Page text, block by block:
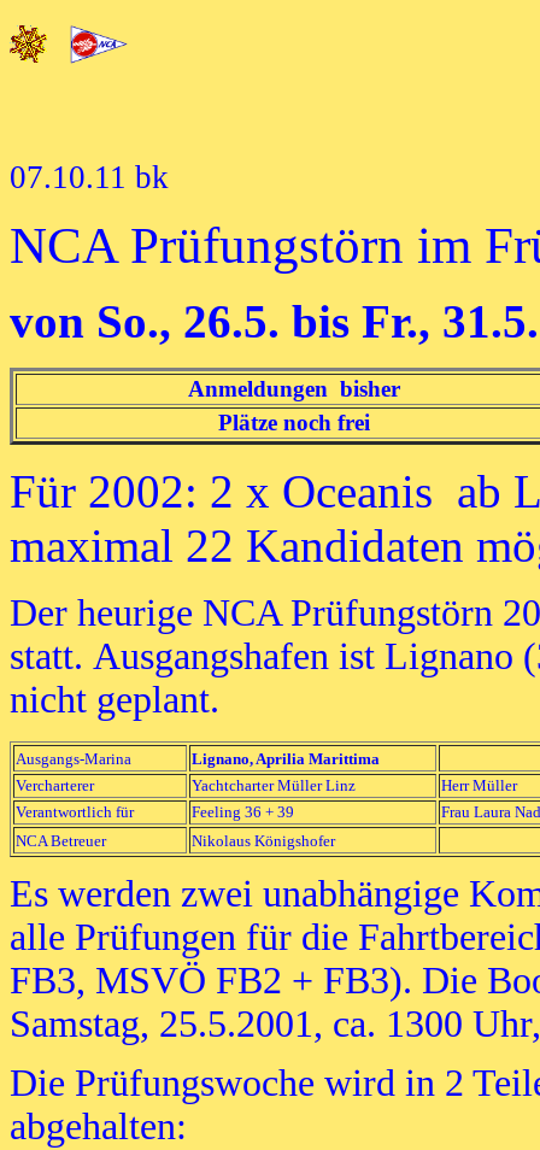
07.10.11 bk
NCA Prüfungstörn im
von So., 26.5. bis Fr.,
Anmeldungen bisher
Plätze noch frei
Für 2002: 2 x Oceanis ab
maximal 22 Kandidaten
Der heurige NCA Prüfungstörn
statt. Ausgangshafen ist
nicht geplant.
Ausgangs-Marina
Lignano, Aprilia Marittima
Vercharterer
Yachtcharter Müller Linz
Herr Müller
Verantwortlich für
Feeling 36 + 39
Frau Laura
NCA Betreuer
Nikolaus Königshofer
Es werden zwei unabhängige
alle Prüfungen für die
FB3, MSVÖ FB2 + FB3). Die
Samstag, 25.5.2001, ca. 1300
Die Prüfungswoche wird in 2
abgehalten: